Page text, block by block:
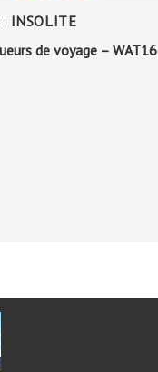
| INSOLITE
de voyage – WAT16